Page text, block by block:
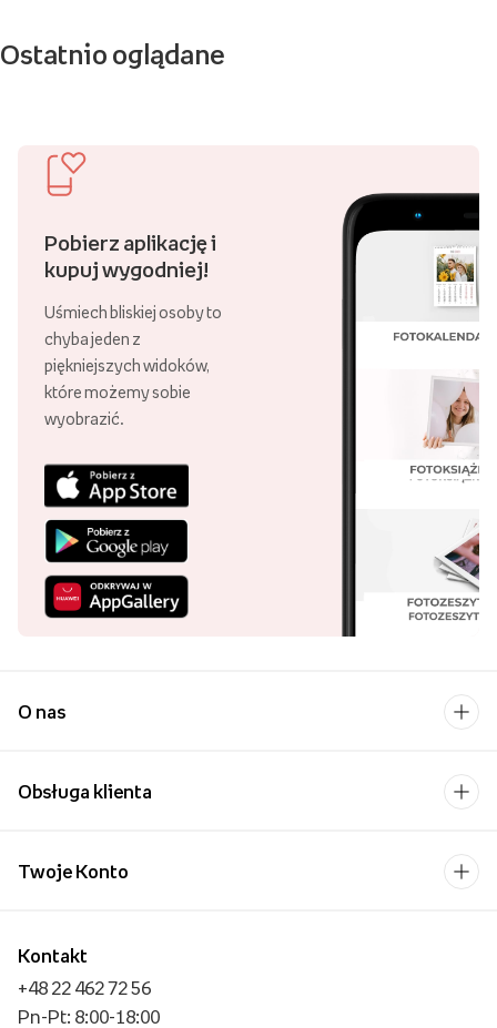
kupuj wygodniej!
Uśmiech bliskiej osoby to
chyba jeden z
piękniejszych widoków,
wyobrazić.
Kontakt